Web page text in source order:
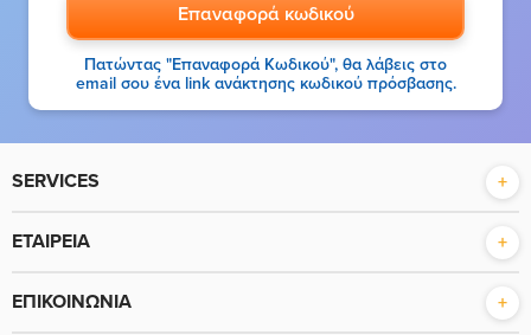
Επαναφορά κωδικού
Πατώντας "Επαναφορά Κωδικού", θα λάβεις στο
email σου ένα link ανάκτησης κωδικού πρόσβασης.
SERVICES
b2b υπηρεσίες
ΕΤΑΙΡΕΙΑ
ΕΠΙΚΟΙΝΩΝΙΑ